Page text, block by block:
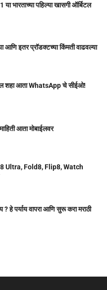
भारताच्या पहिल्या खासगी ऑर्बिटल
इतर प्रॉडक्टच्या किंमती वाढवल्या
शहा आता WhatsApp चे सीईओ!
आता मोबाईलवर
Ultra, Fold8, Flip8, Watch
? हे पर्याय वापरा आणि सुरू करा मराठी